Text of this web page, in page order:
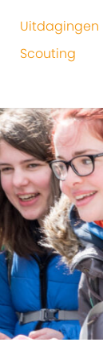
Uitdagingen
Scouting